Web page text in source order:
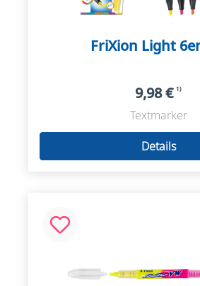
FriXion Light
9,98 € 1)
Textmarker
Details